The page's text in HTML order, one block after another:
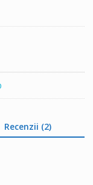
Recenzii (2)